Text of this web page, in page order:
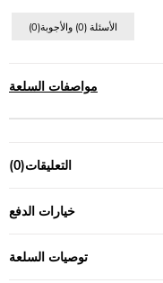
(0)الأسئلة (0) والأجوبة
مواصفات السلعة
التعليقات(0)
خيارات الدفع
توصيات السلعة